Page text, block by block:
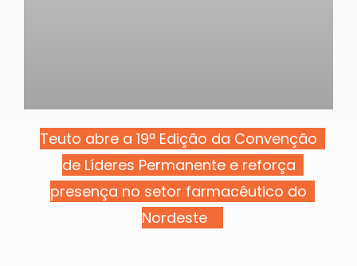
Teuto abre a 19ª Edição da Convenção
de Líderes Permanente e reforça
presença no setor farmacêutico do
Nordeste